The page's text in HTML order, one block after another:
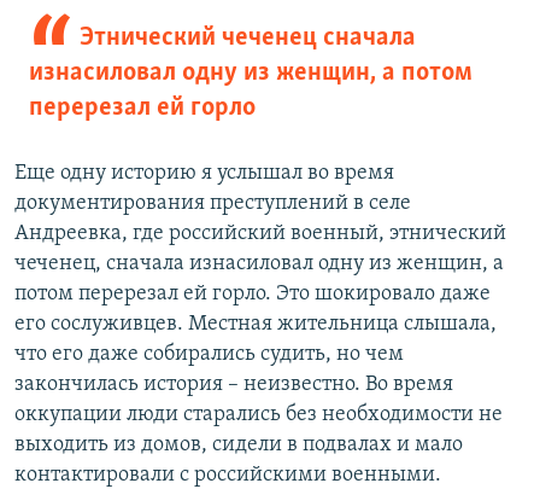
Этнический чеченец сначала
изнасиловал одну из женщин, а потом
перерезал ей горло
Еще одну историю я услышал во время
документирования преступлений в селе
Андреевка, где российский военный, этнический
чеченец, сначала изнасиловал одну из женщин, а
потом перерезал ей горло. Это шокировало даже
его сослуживцев. Местная жительница слышала,
что его даже собирались судить, но чем
закончилась история – неизвестно. Во время
оккупации люди старались без необходимости не
выходить из домов, сидели в подвалах и мало
контактировали с российскими военными.